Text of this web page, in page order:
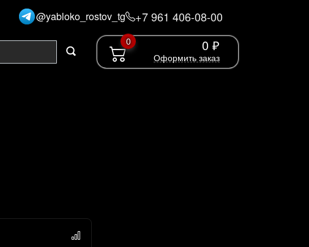
@yabloko_rostov_tg +7 961 406-08-00
0 0 ₽
Оформить заказ